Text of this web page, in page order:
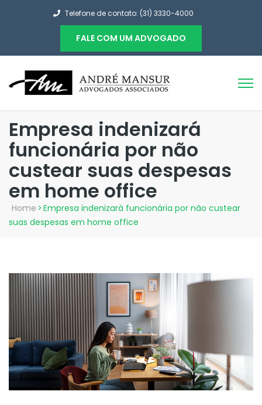
Telefone de contato: (31) 3330-4000
FALE COM UM ADVOGADO
Empresa indenizará
funcionária por não
custear suas despesas
em home office
Home > Empresa indenizará funcionária por não custear
suas despesas em home office